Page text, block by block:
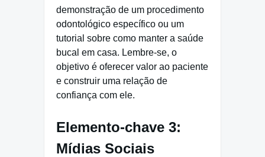
demonstração de um procedimento
odontológico específico ou um
tutorial sobre como manter a saúde
bucal em casa. Lembre-se, o
objetivo é oferecer valor ao paciente
e construir uma relação de
confiança com ele.
Elemento-chave 3:
Mídias Sociais